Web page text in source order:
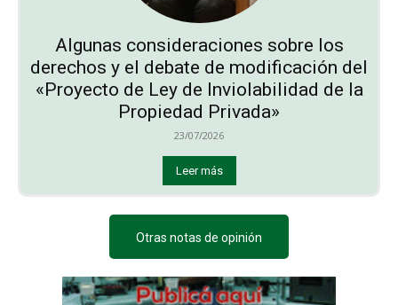
Algunas consideraciones sobre los
derechos y el debate de modificación del
«Proyecto de Ley de Inviolabilidad de la
Propiedad Privada»
23/07/2026
Leer más
Otras notas de opinión